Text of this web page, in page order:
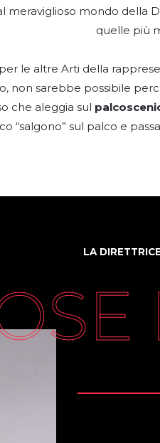
meraviglioso mondo della
quelle più
le altre Arti della
non sarebbe possibile
che aleggia sul
“salgono” sul palco e
LA